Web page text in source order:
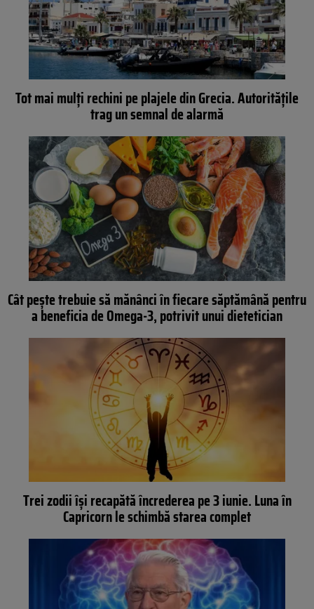
Tot mai mulți rechini pe plajele din Grecia. Autoritățile
trag un semnal de alarmă
Cât pește trebuie să mănânci în fiecare săptămână pentru
a beneficia de Omega-3, potrivit unui dietetician
Trei zodii își recapătă încrederea pe 3 iunie. Luna în
Capricorn le schimbă starea complet